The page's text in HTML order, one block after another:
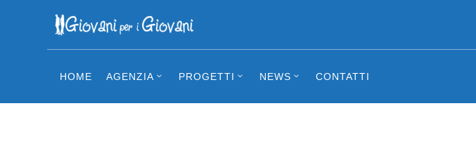
HOME AGENZIA PROGETTI NEWS CONTATTI